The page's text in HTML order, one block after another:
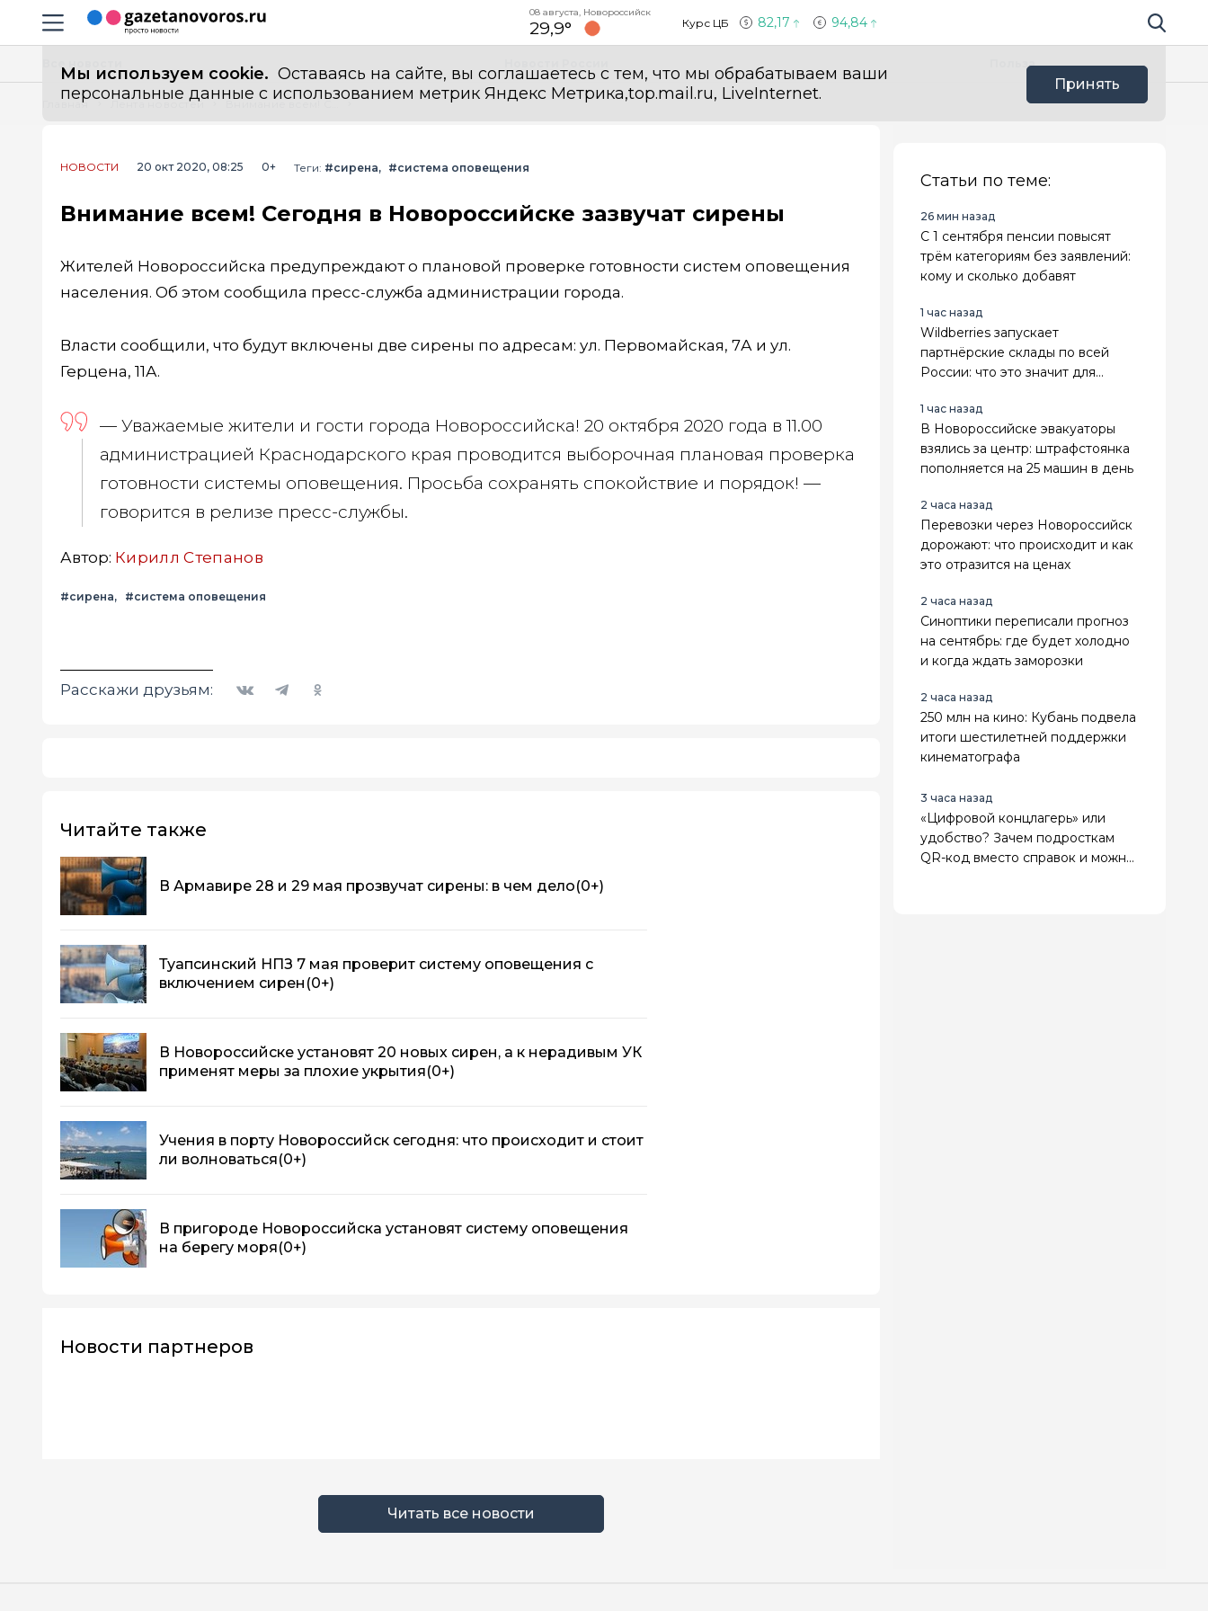
Навигация сайта
08 августа, Новороссийск
29,9° Курс ЦБ 82,17 94,84 Поиск по
Мы используем cookie. Оставаясь на сайте, вы соглашаетесь с тем, что мы обрабатываем ваши
персональные данные с использованием метрик Яндекс Метрика,top.mail.ru, LiveInternet.
Принять
Польза
Главная Лента новостей Внимание всем! Сегодня в Новороссийске зазвучат сирены
НОВОСТИ 20 окт 2020, 08:25 0+ Теги: #сирена #система оповещения
Внимание всем! Сегодня в Новороссийске зазвучат сирены
Жителей Новороссийска предупреждают о плановой проверке готовности систем оповещения
населения. Об этом сообщила пресс-служба администрации города.
Власти сообщили, что будут включены две сирены по адресам: ул. Первомайская, 7А и ул.
Герцена, 11А.
— Уважаемые жители и гости города Новороссийска! 20 октября 2020 года в 11.00
администрацией Краснодарского края проводится выборочная плановая проверка
готовности системы оповещения. Просьба сохранять спокойствие и порядок! —
говорится в релизе пресс-службы.
Автор: Кирилл Степанов
#сирена #система оповещения
Расскажи друзьям:
Читайте также
В Армавире 28 и 29 мая прозвучат сирены: в чем дело(0+)
Туапсинский НПЗ 7 мая проверит систему оповещения с
включением сирен (0+)
В Новороссийске установят 20 новых сирен, а к нерадивым УК
применят меры за плохие укрытия(0+)
Учения в порту Новороссийск сегодня: что происходит и стоит
ли волноваться(0+)
В пригороде Новороссийска установят систему оповещения
на берегу моря(0+)
Новости партнеров
Читать все новости
Статьи по теме:
26 мин назад
С 1 сентября пенсии повысят
трём категориям без заявлений:
кому и сколько добавят
1 час назад
Wildberries запускает
партнёрские склады по всей
России: что это значит для
1 час назад
В Новороссийске эвакуаторы
взялись за центр: штрафстоянка
пополняется на 25 машин в день
2 часа назад
Перевозки через Новороссийск
дорожают: что происходит и как
это отразится на ценах
2 часа назад
Синоптики переписали прогноз
на сентябрь: где будет холодно
и когда ждать заморозки
2 часа назад
250 млн на кино: Кубань подвела
итоги шестилетней поддержки
кинематографа
3 часа назад
«Цифровой концлагерь» или
удобство? Зачем подросткам
QR-код вместо справок и можно